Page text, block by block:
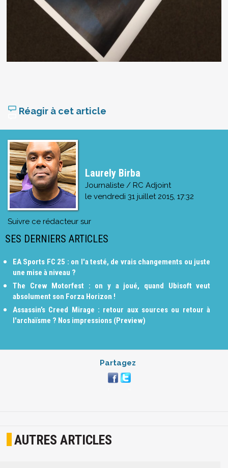
Réagir à cet article
Laurely Birba
Journaliste / RC Adjoint
le vendredi 31 juillet 2015, 17:32
Suivre ce rédacteur sur
SES DERNIERS ARTICLES
EA Sports FC 25 : on l'a testé, de vrais changements ou juste
une mise à niveau ?
The Crew Motorfest : on y a joué, quand Ubisoft veut
absolument son Forza Horizon !
Assassin’s Creed Mirage : retour aux sources ou retour à
l'archaïsme ? Nos impressions (Preview)
Partagez
AUTRES ARTICLES